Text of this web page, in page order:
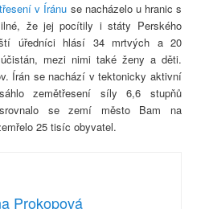
v Íránu se nacházelo u hranic s
že jej pocítily i státy Perského
úředníci hlásí 34 mrtvých a 20
mezi nimi také ženy a děti.
Írán se nachází v tektonicky aktivní
zemětřesení síly 6,6 stupňů
se zemí město Bam na
25 tisíc obyvatel.
Prokopová